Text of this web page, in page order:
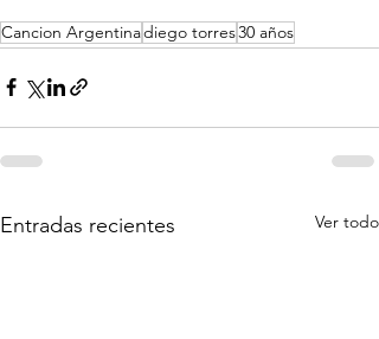
Cancion Argentinadiego torres30 años
Entradas recientes Ver todo